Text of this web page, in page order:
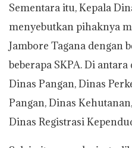
Sementara itu, Kepala
menyebutkan pihaknya
Jambore Tagana dengan
beberapa SKPA. Di
Dinas Pangan, Dinas
Pangan, Dinas
Dinas Registrasi